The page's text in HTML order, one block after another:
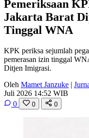
Pemeriksaan
Jakarta Barat
Tinggal WNA
KPK periksa sejumlah
pemerasan izin tinggal
Ditjen Imigrasi.
Oleh Mamet Janzuke |
Juli 2026 14:52 WIB
0
0 0